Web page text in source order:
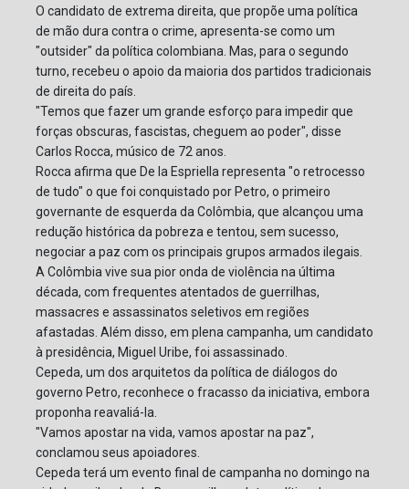
O candidato de extrema direita, que propõe uma política
de mão dura contra o crime, apresenta-se como um
"outsider" da política colombiana. Mas, para o segundo
turno, recebeu o apoio da maioria dos partidos tradicionais
de direita do país.
"Temos que fazer um grande esforço para impedir que
forças obscuras, fascistas, cheguem ao poder", disse
Carlos Rocca, músico de 72 anos.
Rocca afirma que De la Espriella representa "o retrocesso
de tudo" o que foi conquistado por Petro, o primeiro
governante de esquerda da Colômbia, que alcançou uma
redução histórica da pobreza e tentou, sem sucesso,
negociar a paz com os principais grupos armados ilegais.
A Colômbia vive sua pior onda de violência na última
década, com frequentes atentados de guerrilhas,
massacres e assassinatos seletivos em regiões
afastadas. Além disso, em plena campanha, um candidato
à presidência, Miguel Uribe, foi assassinado.
Cepeda, um dos arquitetos da política de diálogos do
governo Petro, reconhece o fracasso da iniciativa, embora
proponha reavaliá-la.
"Vamos apostar na vida, vamos apostar na paz",
conclamou seus apoiadores.
Cepeda terá um evento final de campanha no domingo na